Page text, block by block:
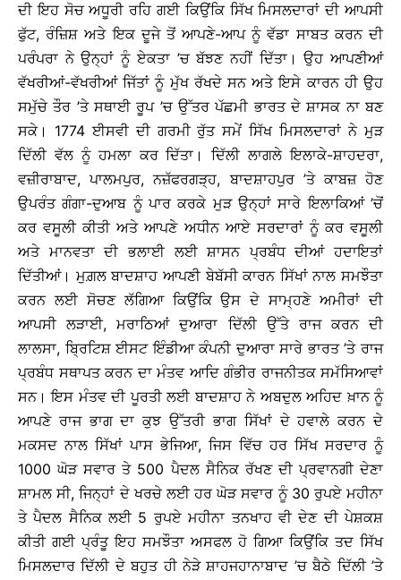
ਦੀ ਇਹ ਸੋਚ ਅਧੂਰੀ ਰਹਿ ਗਈ ਕਿਉਂਕਿ ਸਿੱਖ ਮਿਸਲਦਾਰਾਂ ਦੀ ਆਪਸੀ
ਫੁੱਟ, ਰੰਜ਼ਿਸ਼ ਅਤੇ ਇਕ ਦੂਜੇ ਤੋਂ ਆਪਣੇ-ਆਪ ਨੂੰ ਵੱਡਾ ਸਾਬਤ ਕਰਨ ਦੀ
ਪਰੰਪਰਾ ਨੇ ਉਨ੍ਹਾਂ ਨੂੰ ਏਕਤਾ ’ਚ ਬੱਝਣ ਨਹੀਂ ਦਿੱਤਾ। ਉਹ ਆਪਣੀਆਂ
ਵੱਖਰੀਆਂ-ਵੱਖਰੀਆਂ ਜਿੱਤਾਂ ਨੂੰ ਮੁੱਖ ਰੱਖਦੇ ਸਨ ਅਤੇ ਇਸੇ ਕਾਰਨ ਹੀ ਉਹ
ਸਮੁੱਚੇ ਤੌਰ ’ਤੇ ਸਥਾਈ ਰੂਪ ’ਚ ਉੱਤਰ ਪੱਛਮੀ ਭਾਰਤ ਦੇ ਸ਼ਾਸਕ ਨਾ ਬਣ
ਸਕੇ। 1774 ਈਸਵੀ ਦੀ ਗਰਮੀ ਰੁੱਤ ਸਮੇਂ ਸਿੱਖ ਮਿਸਲਦਾਰਾਂ ਨੇ ਮੁੜ
ਦਿੱਲੀ ਵੱਲ ਨੂੰ ਹਮਲਾ ਕਰ ਦਿੱਤਾ। ਦਿੱਲੀ ਲਾਗਲੇ ਇਲਾਕੇ-ਸ਼ਾਹਦਰਾ,
ਵਜ਼ੀਰਾਬਾਦ, ਪਾਲਮਪੁਰ, ਨਜ਼ੱਫਰਗੜ੍ਹ, ਬਾਦਸ਼ਾਹਪੁਰ ’ਤੇ ਕਾਬਜ਼ ਹੋਣ
ਉਪਰੰਤ ਗੰਗਾ-ਦੁਆਬ ਨੂੰ ਪਾਰ ਕਰਕੇ ਮੁੜ ਉਨ੍ਹਾਂ ਸਾਰੇ ਇਲਾਕਿਆਂ ’ਚੋਂ
ਕਰ ਵਸੂਲੀ ਕੀਤੀ ਅਤੇ ਆਪਣੇ ਅਧੀਨ ਆਏ ਸਰਦਾਰਾਂ ਨੂੰ ਕਰ ਵਸੂਲੀ
ਅਤੇ ਮਾਨਵਤਾ ਦੀ ਭਲਾਈ ਲਈ ਸ਼ਾਸਨ ਪ੍ਰਬੰਧ ਦੀਆਂ ਹਦਾਇਤਾਂ
ਦਿੱਤੀਆਂ। ਮੁਗ਼ਲ ਬਾਦਸ਼ਾਹ ਆਪਣੀ ਬੇਬੱਸੀ ਕਾਰਨ ਸਿੱਖਾਂ ਨਾਲ ਸਮਝੌਤਾ
ਕਰਨ ਲਈ ਸੋਚਣ ਲੱਗਿਆ ਕਿਉਂਕਿ ਉਸ ਦੇ ਸਾਮ੍ਹਣੇ ਅਮੀਰਾਂ ਦੀ
ਆਪਸੀ ਲੜਾਈ, ਮਰਾਠਿਆਂ ਦੁਆਰਾ ਦਿੱਲੀ ਉੱਤੇ ਰਾਜ ਕਰਨ ਦੀ
ਲਾਲਸਾ, ਬ੍ਰਿਟਿਸ਼ ਈਸਟ ਇੰਡੀਆ ਕੰਪਨੀ ਦੁਆਰਾ ਸਾਰੇ ਭਾਰਤ ’ਤੇ ਰਾਜ
ਪ੍ਰਬੰਧ ਸਥਾਪਤ ਕਰਨ ਦਾ ਮੰਤਵ ਆਦਿ ਗੰਭੀਰ ਰਾਜਨੀਤਕ ਸਮੱਸਿਆਵਾਂ
ਸਨ। ਇਸ ਮੰਤਵ ਦੀ ਪੂਰਤੀ ਲਈ ਬਾਦਸ਼ਾਹ ਨੇ ਅਬਦੁਲ ਅਹਿਦ ਖ਼ਾਨ ਨੂੰ
ਆਪਣੇ ਰਾਜ ਭਾਗ ਦਾ ਕੁਝ ਉੱਤਰੀ ਭਾਗ ਸਿੱਖਾਂ ਦੇ ਹਵਾਲੇ ਕਰਨ ਦੇ
ਮਕਸਦ ਨਾਲ ਸਿੱਖਾਂ ਪਾਸ ਭੇਜਿਆ, ਜਿਸ ਵਿੱਚ ਹਰ ਸਿੱਖ ਸਰਦਾਰ ਨੂੰ
1000 ਘੋੜ ਸਵਾਰ ਤੇ 500 ਪੈਦਲ ਸੈਨਿਕ ਰੱਖਣ ਦੀ ਪ੍ਰਵਾਨਗੀ ਦੇਣਾ
ਸ਼ਾਮਲ ਸੀ, ਜਿਨ੍ਹਾਂ ਦੇ ਖਰਚੇ ਲਈ ਹਰ ਘੋੜ ਸਵਾਰ ਨੂੰ 30 ਰੁਪਏ ਮਹੀਨਾ
ਤੇ ਪੈਦਲ ਸੈਨਿਕ ਲਈ 5 ਰੁਪਏ ਮਹੀਨਾ ਤਨਖਾਹ ਵੀ ਦੇਣ ਦੀ ਪੇਸ਼ਕਸ਼
ਕੀਤੀ ਗਈ ਪ੍ਰੰਤੂ ਇਹ ਸਮਝੌਤਾ ਅਸਫਲ ਹੋ ਗਿਆ ਕਿਉਂਕਿ ਤਦ ਸਿੱਖ
ਮਿਸਲਦਾਰ ਦਿੱਲੀ ਦੇ ਬਹੁਤ ਹੀ ਨੇੜੇ ਸ਼ਾਹਜਹਾਨਾਬਾਦ ’ਚ ਬੈਠੇ ਦਿੱਲੀ ’ਤੇ